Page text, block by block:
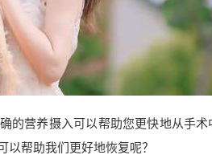
的营养摄入可以帮助您更快地从手
帮助我们更好地恢复呢？